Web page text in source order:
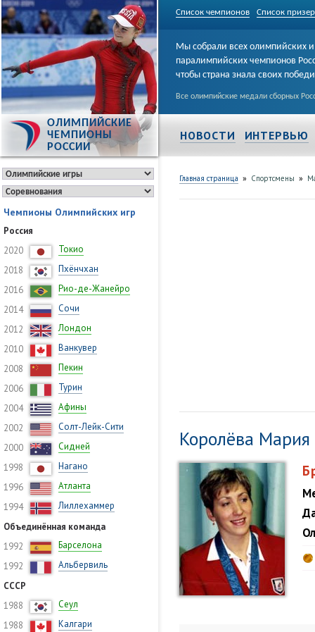
Список чемпионов Список
ОЛИМПИЙСКИЕ
ЧЕМПИОНЫ
РОССИИ
Мы собрали всех олимпийских и
паралимпийских чемпионов
чтобы страна знала своих
Все олимпийские медали сборных
НОВОСТИ ИНТЕРВЬЮ
Чемпионы Олимпийских игр
Россия
2020
Токио
2018
Пхёнчхан
2016
Рио-де-Жанейро
2014
Сочи
2012
Лондон
2010
Ванкувер
2008
Пекин
2006
Турин
2004
Афины
2002
Солт-Лейк-Сити
2000
Сидней
1998
Нагано
1996
Атланта
1994
Лиллехаммер
Объединённая команда
1992
Барселона
1992
Альбервиль
СССР
1988
Сеул
1988
Калгари
Главная страница » Спортсмены »
Королёва